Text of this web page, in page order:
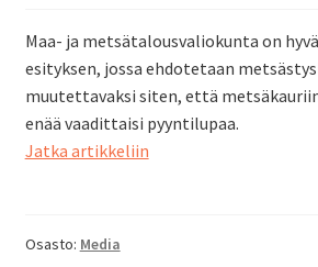
Maa- ja metsätalousvaliokunta on
esityksen, jossa ehdotetaan
muutettavaksi siten, että
enää vaadittaisi pyyntilupaa.
Jatka artikkeliinKauriinmetsästystä
Osasto: Media